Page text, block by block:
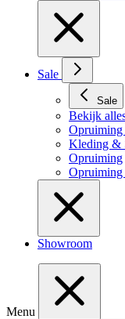
Sale
Sale
Bekijk
Opruiming
Kleding &
Opruiming
Opruiming
Showroom
Menu